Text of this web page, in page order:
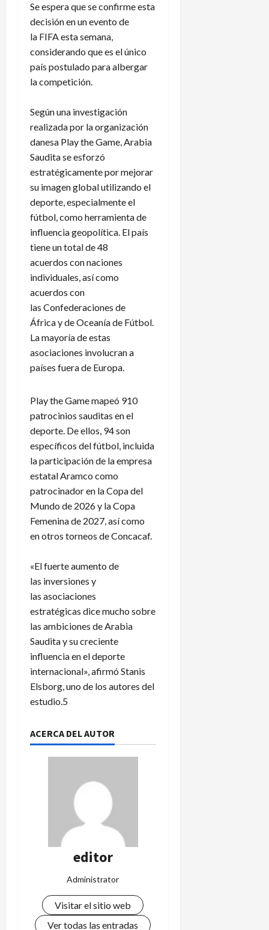
Se espera que se confirme esta
decisión en un evento de
la FIFA esta semana,
considerando que es el único
país postulado para albergar
la competición.
Según una investigación
realizada por la organización
danesa Play the Game, Arabia
Saudita se esforzó
estratégicamente por mejorar
su imagen global utilizando el
deporte, especialmente el
fútbol, ​​como herramienta de
influencia geopolítica. El país
tiene un total de 48
acuerdos con naciones
individuales, así como
acuerdos con
las Confederaciones de
África y de Oceanía de Fútbol.
La mayoría de estas
asociaciones involucran a
países fuera de Europa.
Play the Game mapeó 910
patrocinios sauditas en el
deporte. De ellos, 94 son
específicos del fútbol, ​​incluida
la participación de la empresa
estatal Aramco como
patrocinador en la Copa del
Mundo de 2026 y la Copa
Femenina de 2027, así como
en otros torneos de Concacaf.
«El fuerte aumento de
las inversiones y
las asociaciones
estratégicas dice mucho sobre
las ambiciones de Arabia
Saudita y su creciente
influencia en el deporte
internacional», afirmó Stanis
Elsborg, uno de los autores del
estudio.5
ACERCA DEL AUTOR
editor
Administrator
Visitar el sitio web
Ver todas las entradas